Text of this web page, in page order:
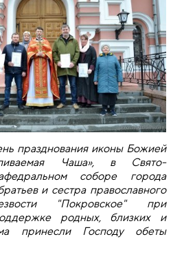
празднования иконы Божией
Чаша», в Свято-
соборе города
и сестра православного
"Покровское" при
родных, близких и
принесли Господу обеты